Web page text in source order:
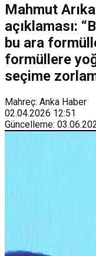
Mahmut
açıklaması:
bu ara
formüllere
seçime
Mahreç: Anka Haber
02.04.2026 12:51
Güncelleme: